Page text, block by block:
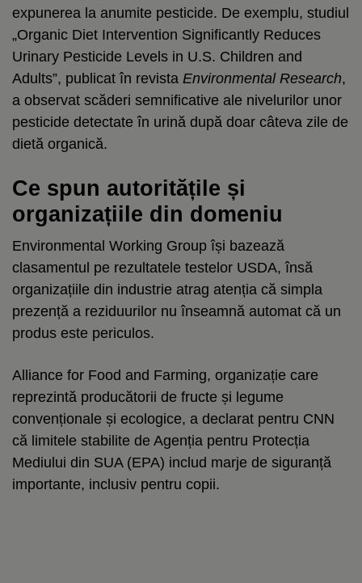
expunerea la anumite pesticide. De exemplu, studiul
„Organic Diet Intervention Significantly Reduces
Urinary Pesticide Levels in U.S. Children and
Adults”, publicat în revista Environmental Research,
a observat scăderi semnificative ale nivelurilor unor
pesticide detectate în urină după doar câteva zile de
dietă organică.
Ce spun autoritățile și
organizațiile din domeniu
Environmental Working Group își bazează
clasamentul pe rezultatele testelor USDA, însă
organizațiile din industrie atrag atenția că simpla
prezență a reziduurilor nu înseamnă automat că un
produs este periculos.
Alliance for Food and Farming, organizație care
reprezintă producătorii de fructe și legume
convenționale și ecologice, a declarat pentru CNN
că limitele stabilite de Agenția pentru Protecția
Mediului din SUA (EPA) includ marje de siguranță
importante, inclusiv pentru copii.